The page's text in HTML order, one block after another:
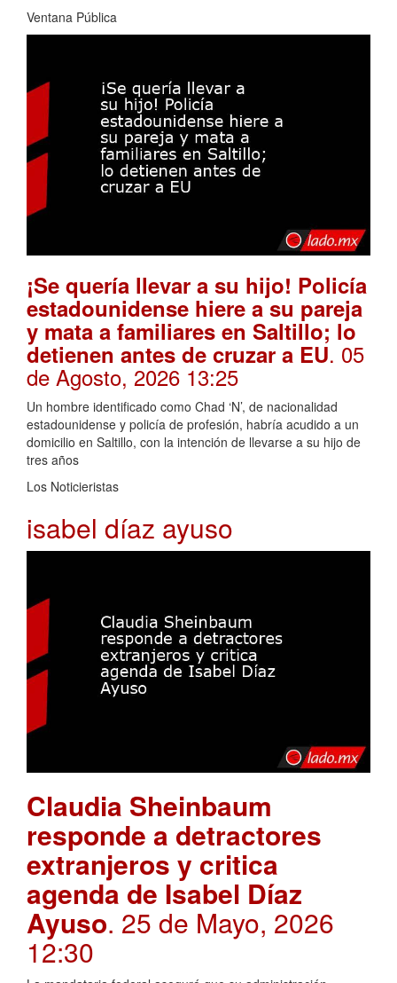
Ventana Pública
¡Se quería llevar a su hijo! Policía
estadounidense hiere a su pareja
y mata a familiares en Saltillo; lo
detienen antes de cruzar a EU. 05
de Agosto, 2026 13:25
Un hombre identificado como Chad ‘N’, de nacionalidad
estadounidense y policía de profesión, habría acudido a un
domicilio en Saltillo, con la intención de llevarse a su hijo de
tres años
Los Noticieristas
isabel díaz ayuso
Claudia Sheinbaum
responde a detractores
extranjeros y critica
agenda de Isabel Díaz
Ayuso. 25 de Mayo, 2026
12:30